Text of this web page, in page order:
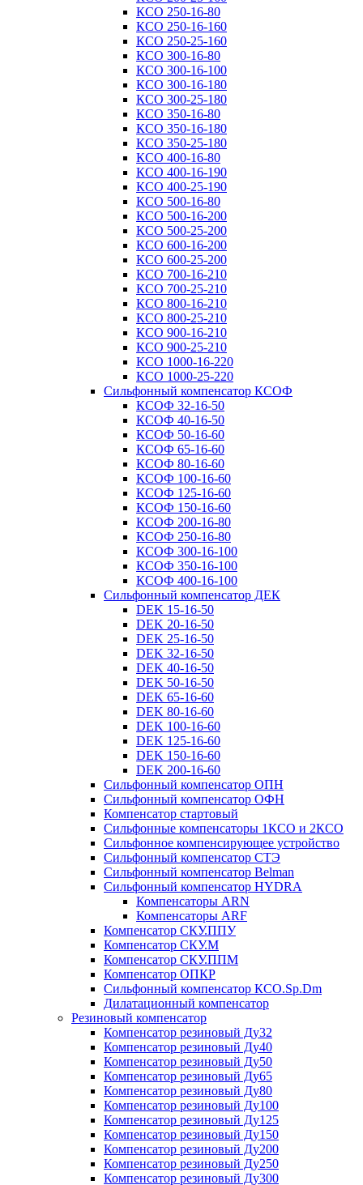
КСО 250-16-80
КСО 250-16-160
КСО 250-25-160
КСО 300-16-80
КСО 300-16-100
КСО 300-16-180
КСО 300-25-180
КСО 350-16-80
КСО 350-16-180
КСО 350-25-180
КСО 400-16-80
КСО 400-16-190
КСО 400-25-190
КСО 500-16-80
КСО 500-16-200
КСО 500-25-200
КСО 600-16-200
КСО 600-25-200
КСО 700-16-210
КСО 700-25-210
КСО 800-16-210
КСО 800-25-210
КСО 900-16-210
КСО 900-25-210
КСО 1000-16-220
КСО 1000-25-220
Сильфонный компенсатор КСОФ
КСОФ 32-16-50
КСОФ 40-16-50
КСОФ 50-16-60
КСОФ 65-16-60
КСОФ 80-16-60
КСОФ 100-16-60
КСОФ 125-16-60
КСОФ 150-16-60
КСОФ 200-16-80
КСОФ 250-16-80
КСОФ 300-16-100
КСОФ 350-16-100
КСОФ 400-16-100
Сильфонный компенсатор ДЕК
DEK 15-16-50
DEK 20-16-50
DEK 25-16-50
DEK 32-16-50
DEK 40-16-50
DEK 50-16-50
DEK 65-16-60
DEK 80-16-60
DEK 100-16-60
DEK 125-16-60
DEK 150-16-60
DEK 200-16-60
Сильфонный компенсатор ОПН
Сильфонный компенсатор ОФН
Компенсатор стартовый
Сильфонные компенсаторы 1КСО и 2КСО
Сильфонное компенсирующее устройство
Сильфонный компенсатор СТЭ
Сильфонный компенсатор Belman
Сильфонный компенсатор HYDRA
Компенсаторы ARN
Компенсаторы ARF
Компенсатор СКУ.ППУ
Компенсатор СКУ.М
Компенсатор СКУ.ППМ
Компенсатор ОПКР
Сильфонный компенсатор КСО.Sp.Dm
Дилатационный компенсатор
Резиновый компенсатор
Компенсатор резиновый Ду32
Компенсатор резиновый Ду40
Компенсатор резиновый Ду50
Компенсатор резиновый Ду65
Компенсатор резиновый Ду80
Компенсатор резиновый Ду100
Компенсатор резиновый Ду125
Компенсатор резиновый Ду150
Компенсатор резиновый Ду200
Компенсатор резиновый Ду250
Компенсатор резиновый Ду300